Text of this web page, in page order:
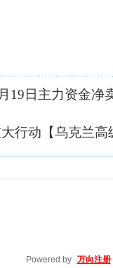
19日主力资金净
行动【乌克兰
Powered by 万向注册